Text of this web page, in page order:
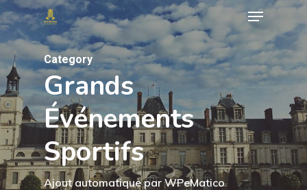
Skip
to
main
content
Menu
Category
Grands
Événements
Sportifs
Ajout automatique par WPeMatico
Close
Menu